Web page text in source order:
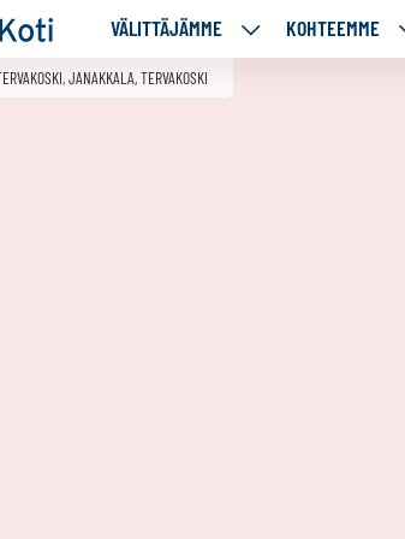
VÄLITTÄJÄMME
VÄLITTÄJÄMME
KOHTEEMME
JANAKKALA, TERVAKOSKI